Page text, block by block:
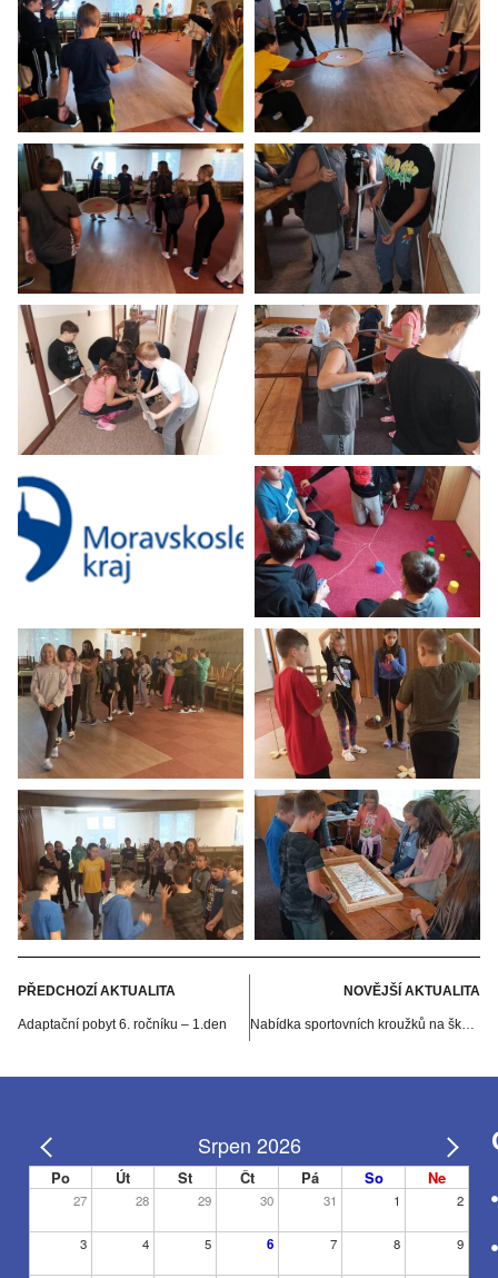
PŘEDCHOZÍ AKTUALITA
Adaptační pobyt 6. ročníku – 1.den
NOVĚJŠÍ AKTUALITA
Nabídka sportovních kroužků na školní rok 2024/2025
Srpen 2026
Po Út St Čt Pá So Ne
27 28 29 30 31 1 2
3 4 5 6 7 8 9